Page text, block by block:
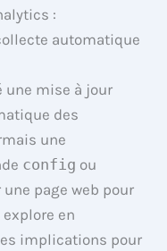
:
automatique
une mise à jour
des
une
config ou
page web pour
en
implications pour